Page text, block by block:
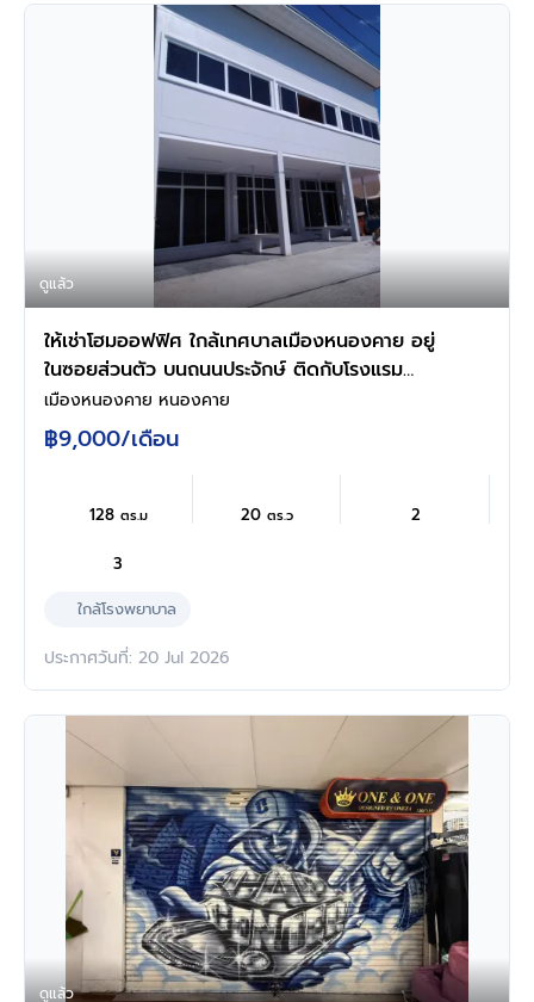
ดูแล้ว
ให้เช่าโฮมออฟฟิศ ใกล้เทศบาลเมืองหนองคาย อยู่
ในซอยส่วนตัว บนถนนประจักษ์ ติดกับโรงแรม
สุขสันต์
เมืองหนองคาย หนองคาย
฿9,000/เดือน
128 ตร.ม 20 ตร.ว 2
3
ใกล้โรงพยาบาล
ประกาศวันที่: 20 Jul 2026
ดูแล้ว